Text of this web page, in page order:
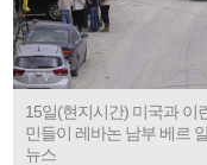
15일(현지시간) 미국과 이
민들이 레바논 남부 베르
뉴스